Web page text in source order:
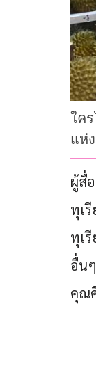
ใค
แห่
ผู้สื่
ทุเ
ทุเ
อื่น
คุณ